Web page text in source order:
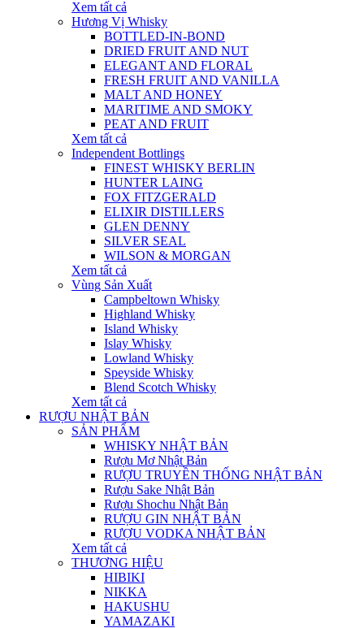
Xem tất cả
Hương Vị Whisky
BOTTLED-IN-BOND
DRIED FRUIT AND NUT
ELEGANT AND FLORAL
FRESH FRUIT AND VANILLA
MALT AND HONEY
MARITIME AND SMOKY
PEAT AND FRUIT
Xem tất cả
Independent Bottlings
FINEST WHISKY BERLIN
HUNTER LAING
FOX FITZGERALD
ELIXIR DISTILLERS
GLEN DENNY
SILVER SEAL
WILSON & MORGAN
Xem tất cả
Vùng Sản Xuất
Campbeltown Whisky
Highland Whisky
Island Whisky
Islay Whisky
Lowland Whisky
Speyside Whisky
Blend Scotch Whisky
Xem tất cả
RƯỢU NHẬT BẢN
SẢN PHẨM
WHISKY NHẬT BẢN
Rượu Mơ Nhật Bản
RƯỢU TRUYỀN THỐNG NHẬT BẢN
Rượu Sake Nhật Bản
Rượu Shochu Nhật Bản
RƯỢU GIN NHẬT BẢN
RƯỢU VODKA NHẬT BẢN
Xem tất cả
THƯƠNG HIỆU
HIBIKI
NIKKA
HAKUSHU
YAMAZAKI